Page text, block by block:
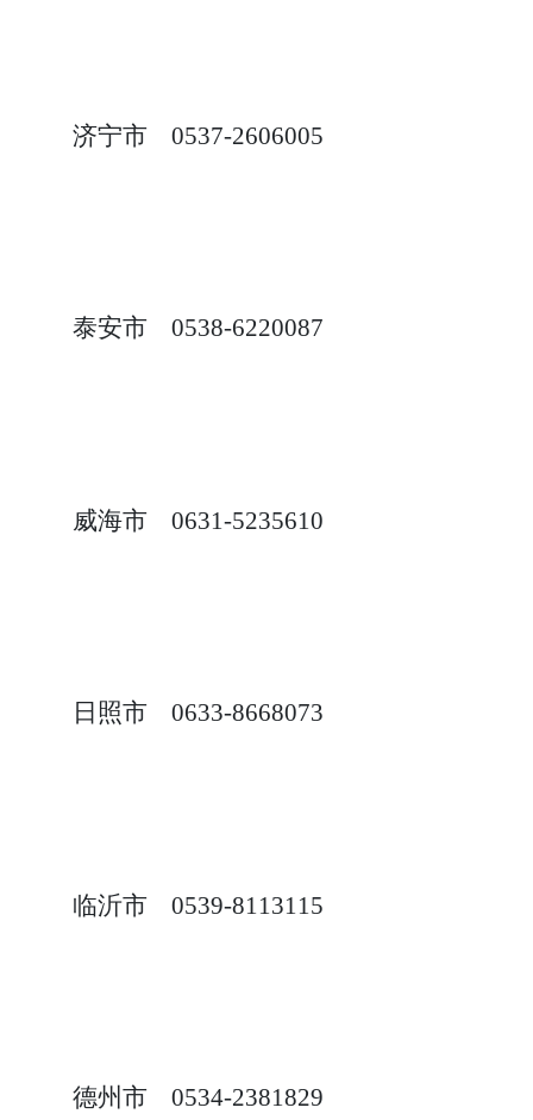
济宁市 0537-2606005
泰安市 0538-6220087
威海市 0631-5235610
日照市 0633-8668073
临沂市 0539-8113115
德州市 0534-2381829